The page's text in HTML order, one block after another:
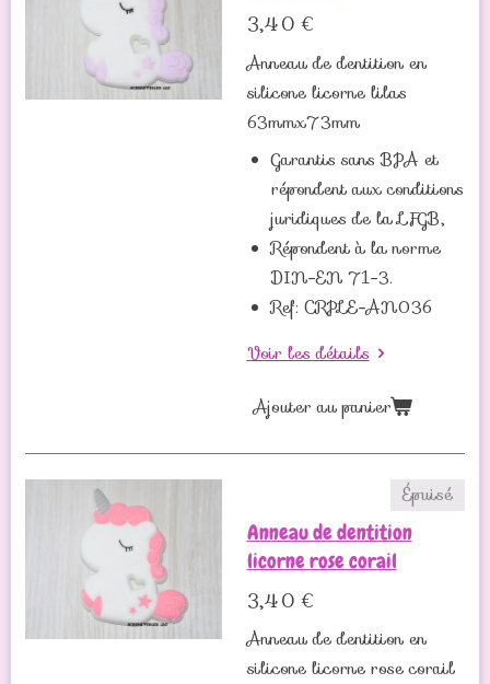
3,40 €
Anneau de dentition en
silicone licorne lilas
63mmx73mm
Garantis sans BPA et
répondent aux conditions
juridiques de la LFGB,
Répondent à la norme
DIN-EN 71-3.
Ref: CRPLE-AN036
Voir les détails
Ajouter au panier
Épuisé
Anneau de dentition
licorne rose corail
3,40 €
Anneau de dentition en
silicone licorne rose corail